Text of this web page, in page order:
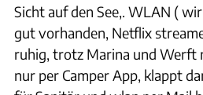
Sicht auf den See,. WLAN (
gut vorhanden, Netflix
ruhig, trotz Marina und Werft
nur per Camper App, klappt